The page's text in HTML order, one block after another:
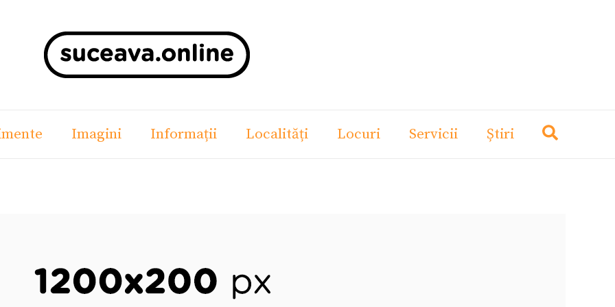
Imagini Informații Localități Locuri Servicii Știri